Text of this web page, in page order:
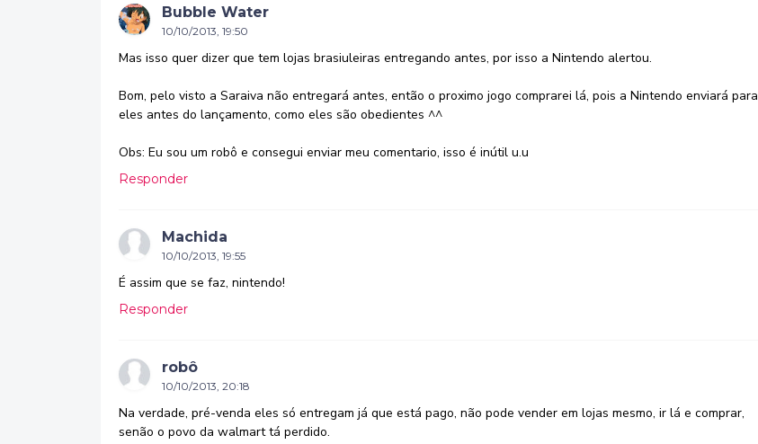
Bubble Water
10/10/2013, 19:50
Mas isso quer dizer que tem lojas brasiuleiras entregando antes, por isso a Nintendo alertou.
Bom, pelo visto a Saraiva não entregará antes, então o proximo jogo comprarei lá, pois a Nintendo enviará para
eles antes do lançamento, como eles são obedientes ^^
Obs: Eu sou um robô e consegui enviar meu comentario, isso é inútil u.u
Responder
Machida
10/10/2013, 19:55
É assim que se faz, nintendo!
Responder
robô
10/10/2013, 20:18
Na verdade, pré-venda eles só entregam já que está pago, não pode vender em lojas mesmo, ir lá e comprar,
senão o povo da walmart tá perdido.